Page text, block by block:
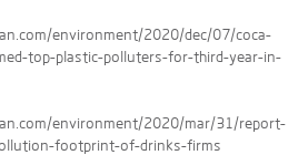
environment/2020/dec/07/coca-
top-plastic-polluters-for-third-year-in-
environment/2020/mar/31/report-
footprint-of-drinks-firms